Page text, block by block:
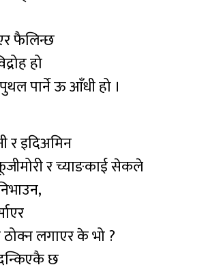
फैलिन्छ
हो
पार्ने ऊ आँधी हो ।
र इदिअमिन
र च्याङकाई सेकले
ठोक्न लगाएर के भो ?
छ